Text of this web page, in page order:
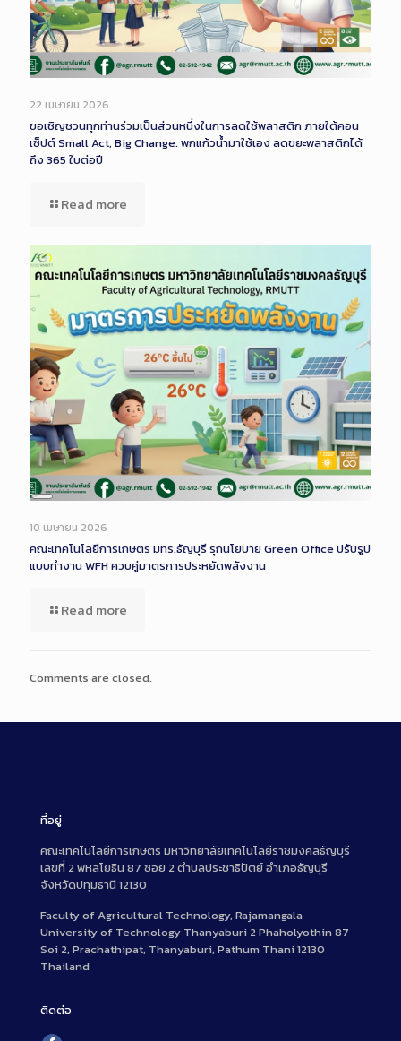
22 เมษายน 2026
ขอเชิญชวนทุกท่านร่วมเป็นส่วนหนึ่งในการลดใช้พลาสติก ภายใต้คอน
เซ็ปต์ Small Act, Big Change. พกแก้วน้ำมาใช้เอง ลดขยะพลาสติกได้
ถึง 365 ใบต่อปี
Read more
Long
Description
10 เมษายน 2026
คณะเทคโนโลยีการเกษตร มทร.ธัญบุรี รุกนโยบาย Green Office ปรับรูป
แบบทำงาน WFH ควบคู่มาตรการประหยัดพลังงาน
Read more
Comments are closed.
ที่อยู่
คณะเทคโนโลยีการเกษตร มหาวิทยาลัยเทคโนโลยีราชมงคลธัญบุรี
เลขที่ 2 พหลโยธิน 87 ซอย 2 ตำบลประชาธิปัตย์ อำเภอธัญบุรี
จังหวัดปทุมธานี 12130
Faculty of Agricultural Technology, Rajamangala
University of Technology Thanyaburi 2 Phaholyothin 87
Soi 2, Prachathipat, Thanyaburi, Pathum Thani 12130
Thailand
ติดต่อ